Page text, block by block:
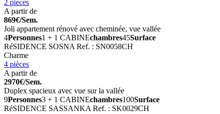
2 pièces
A partir de
869€/Sem.
Joli appartement rénové avec cheminée, vue vallée
4Personnes1 + 1 CABINEchambres45Surface
RéSIDENCE SOSNA Ref. : SN0058CH
Charme
4 pièces
A partir de
2970€/Sem.
Duplex spacieux avec vue sur la vallée
9Personnes3 + 1 CABINEchambres100Surface
RéSIDENCE SASSANKA Ref. : SK0029CH